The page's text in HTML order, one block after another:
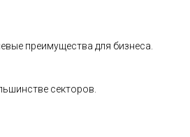
преимущества для бизнеса.
секторов.